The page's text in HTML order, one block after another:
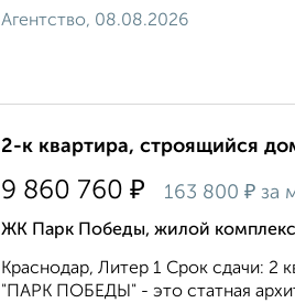
Агентство, 08.08.2026
2-к квартира, строящийся
9 860 760 ₽ 163 800 ₽ за
ЖК Парк Победы, жилой
Краснодар, Литер 1 Срок сдачи: 2
"ПАРК ПОБЕДЫ" - это статная